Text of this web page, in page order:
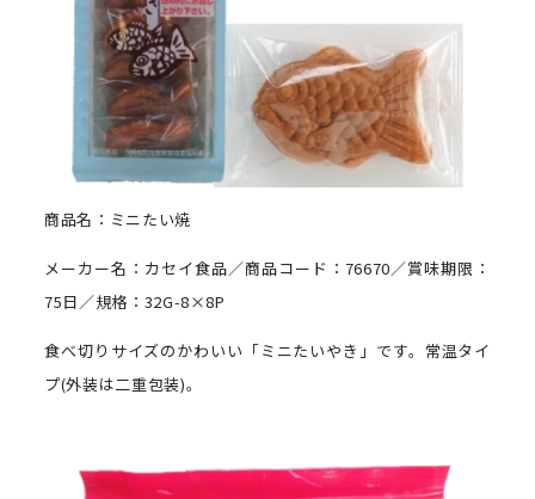
商品名：ミニたい焼
メーカー名：カセイ食品／商品コード：76670／賞味期限：
75日／規格：32G-8×8P
食べ切りサイズのかわいい「ミニたいやき」です。常温タイ
プ(外装は二重包装)。